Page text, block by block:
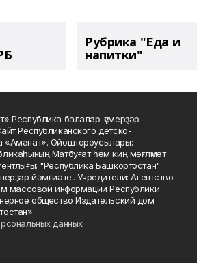
Рубрика "Еда и
напитки"
Республика балалар-үҫмерҙәр
Республиканского детско-
«Аманат». Ойоштороусылары:
Матбуғат һәм киң мәғлүмәт
"Республика Башкортостан"
йәмғиәте.. Учредители: Агентство
массовой информации Республики
общество Издательский дом
данных